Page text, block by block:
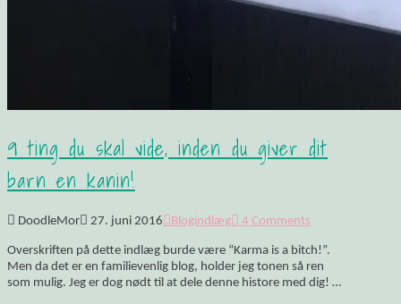
9 ting du skal vide, inden du giver dit
barn en kanin!
DoodleMor 27. juni 2016 Blogindlæg 4 Comments
Overskriften på dette indlæg burde være “Karma is a bitch!”.
Men da det er en familievenlig blog, holder jeg tonen så ren
som mulig. Jeg er dog nødt til at dele denne histore med dig! …